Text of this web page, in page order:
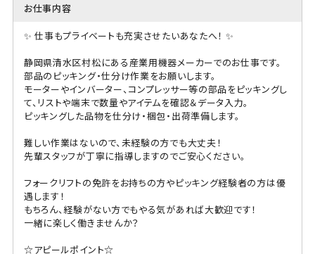
お仕事内容
✨ 仕事もプライベートも充実させたいあなたへ！ ✨
静岡県清水区村松にある産業用機器メーカーでのお仕事です。
部品のピッキング・仕分け作業をお願いします。
モーターやインバーター、コンプレッサー等の部品をピッキングし
て、リストや端末で数量やアイテムを確認＆データ入力。
ピッキングした品物を仕分け・梱包・出荷準備します。
難しい作業はないので、未経験の方でも大丈夫！
先輩スタッフが丁寧に指導しますのでご安心ください。
フォークリフトの免許をお持ちの方やピッキング経験者の方は優
遇します！
もちろん、経験がない方でもやる気があれば大歓迎です！
一緒に楽しく働きませんか？
☆アピールポイント☆